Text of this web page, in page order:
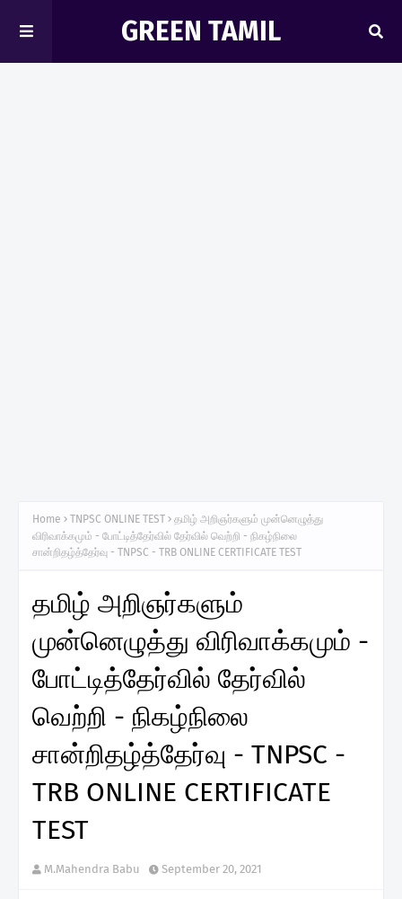
GREEN TAMIL
Home TNPSC ONLINE TEST
தமிழ் அறிஞர்களும் முன்னெழுத்து
விரிவாக்கமும் - போட்டித்தேர்வில் தேர்வில் வெற்றி - நிகழ்நிலை
சான்றிதழ்த்தேர்வு - TNPSC - TRB ONLINE CERTIFICATE TEST
தமிழ் அறிஞர்களும்
முன்னெழுத்து விரிவாக்கமும் -
போட்டித்தேர்வில் தேர்வில்
வெற்றி - நிகழ்நிலை
சான்றிதழ்த்தேர்வு - TNPSC -
TRB ONLINE CERTIFICATE
TEST
M.Mahendra Babu September 20, 2021